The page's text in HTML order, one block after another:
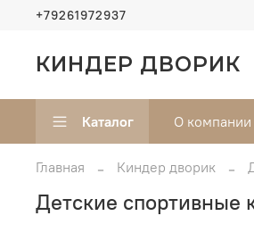
+79261972937
КИНДЕР ДВОРИК
Каталог О компании
Главная Киндер дворик
Детские спортивные